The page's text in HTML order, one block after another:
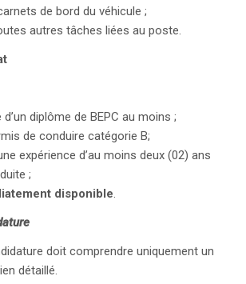
de bord du véhicule ;
autres tâches liées au poste.
diplôme de BEPC au moins ;
de conduire catégorie B;
expérience d’au moins deux (02) ans
;
disponible.
doit comprendre uniquement un
détaillé.